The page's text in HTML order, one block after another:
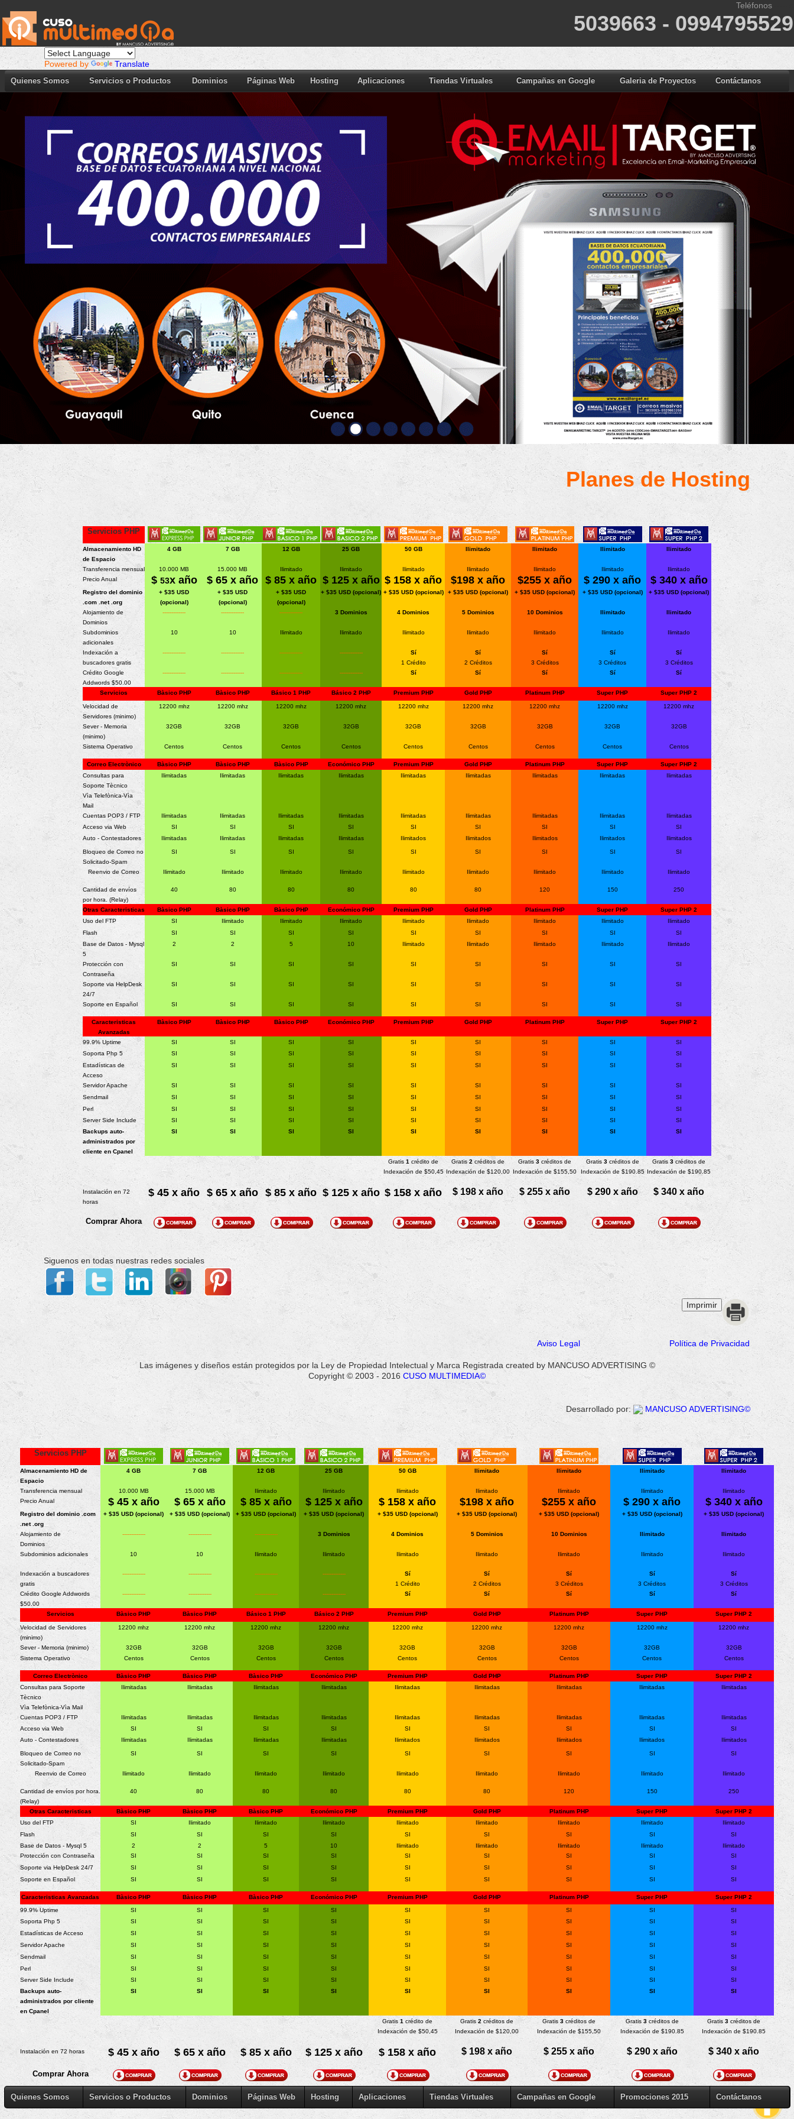
Teléfonos
5039663 - 0994795529
Powered by Translate
Quienes Somos Servicios o Productos Dominios Páginas Web Hosting Aplicaciones Tiendas Virtuales Campañas en Google Galeria de Proyectos Contáctanos
Planes de Hosting
Servicios PHP
Almacenamiento HD
de Espacio
4GB 7 GB 12 GB 25 GB 50 GB Ilimitado Ilimitado Ilimitado Ilimitado
Transferencia mensual 10.000 MB 15.000 MB Ilimitado Ilimitado Ilimitado Ilimitado Ilimitado Ilimitado
Ilimitado
Precio Anual
$ 53x año $ 65 x año $ 85 x año $ 125 x año $ 158 x año $198 x año $255 x año $ 290 x año $ 340 x año
Registro del dominio
.com .net .org
+ $35 USD
(opcional)
+ $35 USD
(opcional)
+ $35 USD
(opcional)
+ $35 USD (opcional) + $35 USD (opcional) + $35 USD (opcional) + $35 USD (opcional) + $35 USD (opcional) + $35 USD (opcional)
Alojamiento de
Dominios
------------- ------------- ------------- 3 Dominios 4 Dominios 5 Dominios 10 Dominios Ilimitado Ilimitado
Subdominios
adicionales
10 10 Ilimitado Ilimitado Ilimitado Ilimitado Ilimitado Ilimitado Ilimitado
Indexación a
buscadores gratis
------------- ------------- ------------- -------------
Sí
1 Crédito
Sí
2 Créditos
Sí
3 Créditos
Sí
3 Créditos
Sí
3 Créditos
Crédito Google
Addwords $50.00
------------- ------------- ------------- ------------- Sí Sí Sí Sí Sí
Servicios Bàsico PHP Bàsico PHP Básico 1 PHP Básico 2 PHP Premium PHP Gold PHP Platinum PHP Super PHP Super PHP 2
Velocidad de
Servidores (minimo)
12200 mhz 12200 mhz 12200 mhz 12200 mhz 12200 mhz 12200 mhz 12200 mhz 12200 mhz 12200 mhz
Sever - Memoria
(minimo)
32GB 32GB 32GB 32GB 32GB 32GB 32GB 32GB 32GB
Sistema Operativo Centos Centos Centos Centos Centos Centos Centos Centos Centos
Correo Electrònico Bàsico PHP Bàsico PHP Bàsico PHP Económico PHP Premium PHP Gold PHP Platinum PHP Super PHP
Super PHP 2
Consultas para
Soporte Tècnico
Vìa Telefònica-Vìa
Mail
Ilimitadas Ilimitadas Ilimitadas Ilimitadas Ilimitadas Ilimitadas Ilimitadas Ilimitadas Ilimitadas
Cuentas POP3 / FTP Ilimitadas Ilimitadas Ilimitadas Ilimitadas Ilimitadas Ilimitadas Ilimitadas Ilimitadas
Ilimitadas
Acceso via Web
SI SI SI SI SI SI SI SI
SI
Auto - Contestadores
Ilimitadas Ilimitadas Ilimitadas Ilimitadas Ilimitados Ilimitados Ilimitados Ilimitados Ilimitados
Bloqueo de Correo no
Solicitado-Spam
SI SI SI SI SI SI SI SI SI
Reenvio de Correo Ilimitado Ilimitado Ilimitado Ilimitado Ilimitado Ilimitado Ilimitado Ilimitado Ilimitado
Cantidad de envíos
por hora. (Relay)
40 80 80 80 80 80 120 150 250
Otras Caracteristicas Bàsico PHP Bàsico PHP Bàsico PHP Económico PHP Premium PHP Gold PHP Platinum PHP Super PHP
Super PHP 2
Uso del FTP
SI Ilimitado Ilimitado Ilimitado Ilimitado Ilimitado Ilimitado Ilimitado
Ilimitado
Flash
SI SI SI SI SI SI SI SI
SI
Base de Datos - Mysql
5
2 2 5 10 Ilimitado Ilimitado Ilimitado Ilimitado Ilimitado
Protección con
Contraseña
SI SI SI SI SI SI SI SI SI
Soporte via HelpDesk
24/7
SI SI SI SI SI SI SI SI SI
Soporte en Español SI SI SI SI SI SI SI SI SI
Caracteristicas
Avanzadas
Bàsico PHP Bàsico PHP Bàsico PHP Económico PHP Premium PHP Gold PHP Platinum PHP Super PHP Super PHP 2
99.9% Uptime SI SI SI SI SI SI SI SI
SI
Soporta Php 5
SI SI SI SI SI SI SI SI
SI
Estadísticas de
Acceso
SI SI SI SI SI SI SI SI SI
Servidor Apache SI SI SI SI SI SI SI SI
SI
Sendmail
SI SI SI SI SI SI SI SI
SI
Perl
SI SI SI SI SI SI SI SI
SI
Server Side Include
SI SI SI SI SI SI SI SI
SI
Backups auto-
administrados por
cliente en Cpanel
SI SI SI SI SI SI SI SI SI
Gratis 1 crédito de
Indexación de $50,45
Gratis2 créditos de
Indexación de $120,00
Gratis 3 créditos de
Indexación de $155,50
Gratis3 créditos de
Indexación de $190.85
Gratis 3 créditos de
Indexación de $190.85
Instalación en 72
horas
$ 45 x año $ 65 x año $ 85 x año $ 125 x año $ 158 x año $ 198 x año $ 255 x año $ 290 x año $ 340 x año
Comprar Ahora
Siguenos en todas nuestras redes sociales
Aviso Legal Política de Privacidad
Las imágenes y diseños están protegidos por la Ley de Propiedad Intelectual y Marca Registrada created by MANCUSO ADVERTISING ©
Copyright © 2003 - 2016 CUSO MULTIMEDIA©
Desarrollado por: MANCUSO ADVERTISING©
Servicios PHP
Almacenamiento HD de
Espacio
4 GB 7 GB 12 GB 25 GB 50 GB Ilimitado Ilimitado Ilimitado Ilimitado
Transferencia mensual 10.000 MB 15.000 MB Ilimitado Ilimitado Ilimitado Ilimitado Ilimitado Ilimitado
Ilimitado
Precio Anual
$ 45 x año $ 65 x año $ 85x año $ 125 x año $ 158 x año $198 x año $255 x año $ 290 x año $ 340 x año
Registro del dominio .com
.net .org
+ $35 USD (opcional) + $35 USD (opcional) + $35 USD (opcional) + $35 USD (opcional) + $35 USD (opcional) + $35 USD (opcional) + $35 USD (opcional) + $35 USD (opcional) + $35 USD (opcional)
Alojamiento de
Dominios
------------- ------------- ------------- 3 Dominios 4 Dominios 5 Dominios 10 Dominios Ilimitado Ilimitado
Subdominios adicionales 10 10 Ilimitado Ilimitado Ilimitado Ilimitado Ilimitado Ilimitado Ilimitado
Indexación a buscadores
gratis
------------- ------------- ------------- -------------
Sí
1 Crédito
Sí
2 Créditos
Sí
3 Créditos
Sí
3 Créditos
Sí
3 Créditos
Crédito Google Addwords
$50.00
------------- ------------- ------------- ------------- Sí Sí Sí Sí Sí
Servicios Bàsico PHP Bàsico PHP Básico 1 PHP Básico 2 PHP Premium PHP Gold PHP Platinum PHP Super PHP Super PHP 2
Velocidad de Servidores
(minimo)
12200 mhz 12200 mhz 12200 mhz 12200 mhz 12200 mhz 12200 mhz 12200 mhz 12200 mhz 12200 mhz
Sever - Memoria (minimo) 32GB 32GB 32GB 32GB 32GB 32GB 32GB 32GB
32GB
Sistema Operativo
Centos Centos Centos Centos Centos Centos Centos Centos Centos
Correo Electrònico Bàsico PHP Bàsico PHP Bàsico PHP Económico PHP Premium PHP Gold PHP Platinum PHP Super PHP
Super PHP 2
Consultas para Soporte
Tècnico
Vìa Telefònica-Vìa Mail
Ilimitadas Ilimitadas Ilimitadas Ilimitadas Ilimitadas Ilimitadas Ilimitadas Ilimitadas Ilimitadas
Cuentas POP3 / FTP Ilimitadas Ilimitadas Ilimitadas Ilimitadas Ilimitadas Ilimitadas Ilimitadas Ilimitadas
Ilimitadas
Acceso via Web
SI SI SI SI SI SI SI SI
SI
Auto - Contestadores
Ilimitadas Ilimitadas Ilimitadas Ilimitadas Ilimitados Ilimitados Ilimitados Ilimitados Ilimitados
Bloqueo de Correo no
Solicitado-Spam
SI SI SI SI SI SI SI SI SI
Reenvio de Correo Ilimitado Ilimitado Ilimitado Ilimitado Ilimitado Ilimitado Ilimitado Ilimitado Ilimitado
Cantidad de envíos por hora.
(Relay)
40 80 80 80 80 80 120 150 250
Otras Caracteristicas Bàsico PHP Bàsico PHP Bàsico PHP Económico PHP Premium PHP Gold PHP Platinum PHP Super PHP
Super PHP 2
Uso del FTP
SI Ilimitado Ilimitado Ilimitado Ilimitado Ilimitado Ilimitado Ilimitado
Ilimitado
Flash
SI SI SI SI SI SI SI SI
SI
Base de Datos - Mysql 5
2 2 5 10 Ilimitado Ilimitado Ilimitado Ilimitado
Ilimitado
Protección con Contraseña
SI SI SI SI SI SI SI SI
SI
Soporte via HelpDesk 24/7
SI SI SI SI SI SI SI SI
SI
Soporte en Español
SI SI SI SI SI SI SI SI SI
Caracteristicas Avanzadas Bàsico PHP Bàsico PHP Bàsico PHP Económico PHP Premium PHP Gold PHP Platinum PHP Super PHP
Super PHP 2
99.9% Uptime
SI SI SI SI SI SI SI SI
SI
Soporta Php 5
SI SI SI SI SI SI SI SI
SI
Estadísticas de Acceso
SI SI SI SI SI SI SI SI
SI
Servidor Apache
SI SI SI SI SI SI SI SI
SI
Sendmail
SI SI SI SI SI SI SI SI
SI
Perl
SI SI SI SI SI SI SI SI
SI
Server Side Include
SI SI SI SI SI SI SI SI
SI
Backups auto-
administrados por cliente
en Cpanel
SI SI SI SI SI SI SI SI SI
Gratis1 crédito de
Indexación de $50,45
Gratis 2 créditos de
Indexación de $120,00
Gratis 3 créditos de
Indexación de $155,50
Gratis3créditos de
Indexación de $190.85
Gratis 3 créditos de
Indexación de $190.85
Instalación en 72 horas $ 45 x año $ 65 x año $ 85 x año $ 125 x año $ 158 x año $ 198 x año $ 255 x año $ 290 x año $ 340 x año
Comprar Ahora
Quienes Somos Servicios o Productos Dominios Páginas Web Hosting Aplicaciones Tiendas Virtuales Campañas en Google Promociones 2015 Contáctanos